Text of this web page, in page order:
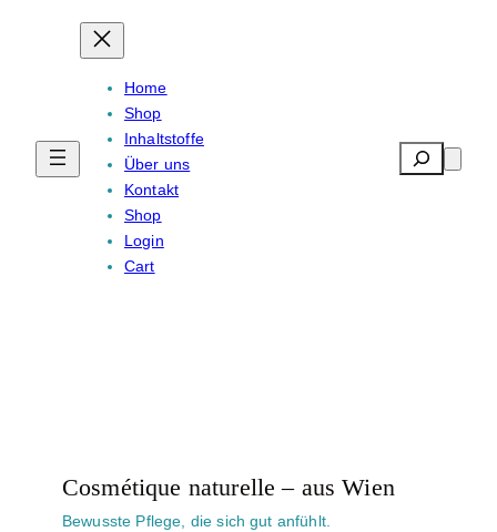
Home
Shop
Inhaltstoffe
Über uns
Kontakt
Shop
Login
Cart
Search
Cosmétique naturelle – aus Wien
Bewusste Pflege, die sich gut anfühlt.